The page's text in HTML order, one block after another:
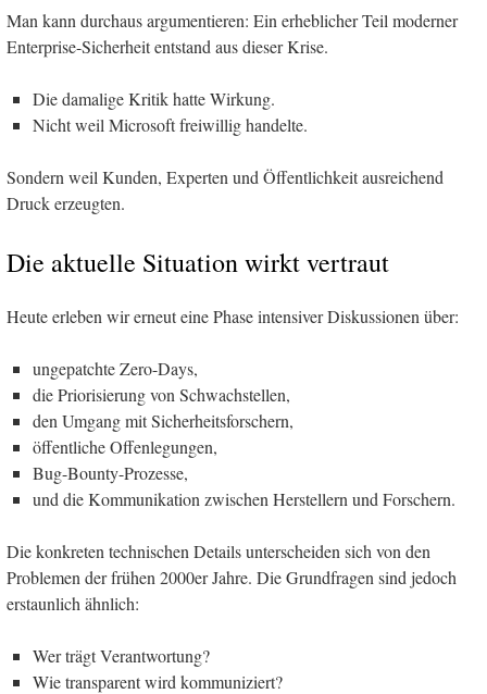
Man kann durchaus argumentieren: Ein erheblicher Teil moderner
Enterprise-Sicherheit entstand aus dieser Krise.
Die damalige Kritik hatte Wirkung.
Nicht weil Microsoft freiwillig handelte.
Sondern weil Kunden, Experten und Öffentlichkeit ausreichend
Druck erzeugten.
Die aktuelle Situation wirkt vertraut
Heute erleben wir erneut eine Phase intensiver Diskussionen über:
ungepatchte Zero-Days,
die Priorisierung von Schwachstellen,
den Umgang mit Sicherheitsforschern,
öffentliche Offenlegungen,
Bug-Bounty-Prozesse,
und die Kommunikation zwischen Herstellern und Forschern.
Die konkreten technischen Details unterscheiden sich von den
Problemen der frühen 2000er Jahre. Die Grundfragen sind jedoch
erstaunlich ähnlich:
Wer trägt Verantwortung?
Wie transparent wird kommuniziert?